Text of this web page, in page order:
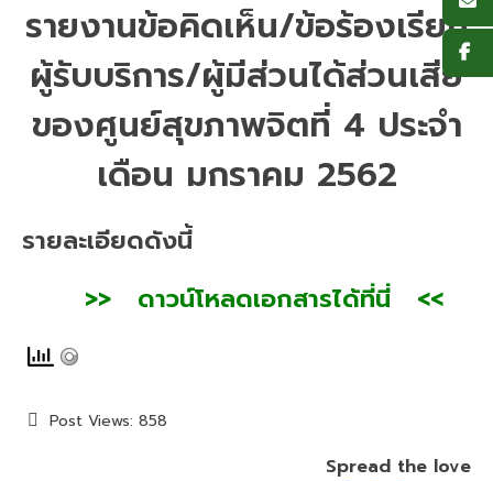
รายงานข้อคิดเห็น/ข้อร้องเรียน
ผู้รับบริการ/ผู้มีส่วนได้ส่วนเสีย
ของศูนย์สุขภาพจิตที่ 4 ประจำ
เดือน มกราคม 2562
รายละเอียดดังนี้
>> ดาวน์โหลดเอกสารได้ที่นี่ <<
Post Views: 858
Spread the love